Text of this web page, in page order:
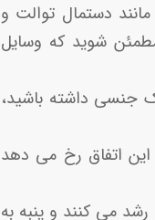
دستمال توالت و
شوید که وسایل
جنسی داشته باشید،
اتفاق رخ می دهد
می کنند و پنبه به